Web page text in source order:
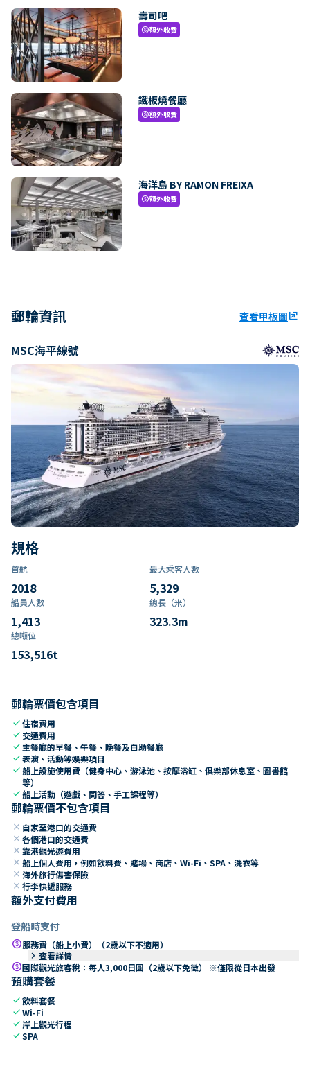
壽司吧
paid額外收費
鐵板燒餐廳
paid額外收費
海洋島 BY RAMON FREIXA
paid額外收費
郵輪資訊 查看甲板圖ungroup
MSC海平線號
規格
首航
2018
最大乘客人數
5,329
船員人數
1,413
總長（米）
323.3m
總噸位
153,516t
郵輪票價包含項目
check住宿費用
check 交通費用
check 主餐廳的早餐、午餐、晚餐及自助餐廳
check表演、活動等娛樂項目
check船上設施使用費（健身中心、游泳池、按摩浴缸、俱樂部休息室、圖書館
等）
check船上活動（遊戲、問答、手工課程等）
郵輪票價不包含項目
close 自家至港口的交通費
close 各個港口的交通費
close 靠港觀光遊費用
close 船上個人費用，例如飲料費、賭場、商店、Wi-Fi、SPA、洗衣等
close 海外旅行傷害保險
close 行李快遞服務
額外支付費用
登船時支付
paid服務費（船上小費）（2歲以下不適用）
keyboard_arrow_right 查看詳情
paid國際觀光旅客稅：每人3,000日圓（2歲以下免徵） ※僅限從日本出發
預購套餐
check飲料套餐
checkWi-Fi
check 岸上觀光行程
checkSPA